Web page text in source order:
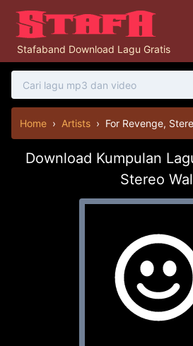
Stafaband Download Lagu Gratis
Home › Artists › For Revenge,
Download Kumpulan
Stereo